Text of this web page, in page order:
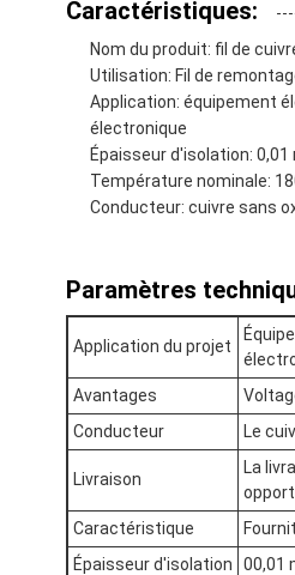
À la maison
Produits
À propos de nous
Visite de l'usine
Contrôle de qualité
Nouvelles
Les affaires
Caractéristiques:
Nom du produit: fil de
Utilisation: Fil de
Application: équipement
électronique
Épaisseur d'isolation: 0,01
Température nominale:
Conducteur: cuivre sans
Paramètres
Application du projet
Avantages
Conducteur
Le
Livraison
La
Caractéristique
Épaisseur d'isolation
00,01